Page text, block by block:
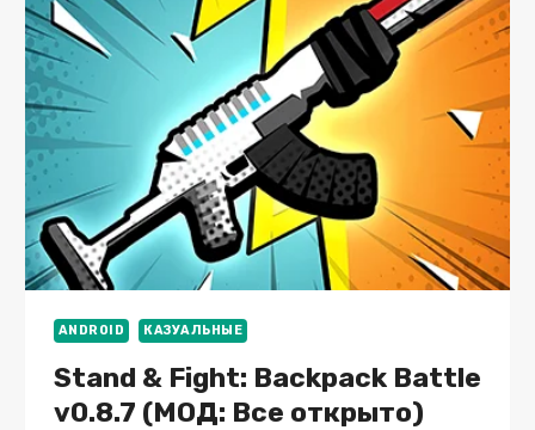
(ПОЛНАЯ
ВЕРСИЯ)
ANDROID КАЗУАЛЬНЫЕ
Stand & Fight: Backpack Battle
v0.8.7 (МОД: Все открыто)